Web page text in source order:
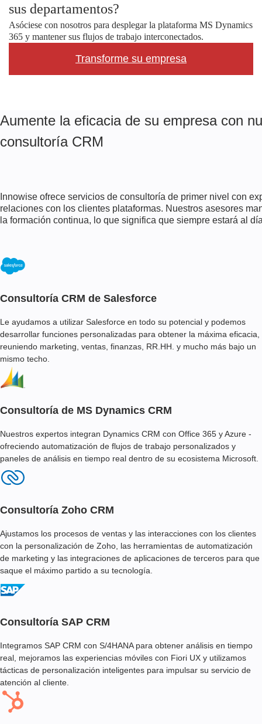
sus departamentos?
Asóciese con nosotros para desplegar la plataforma MS Dynamics
365 y mantener sus flujos de trabajo interconectados.
Transforme su empresa
Aumente la eficacia de su empresa con
consultoría CRM
Innowise ofrece servicios de consultoría de primer nivel con
relaciones con los clientes plataformas. Nuestros asesores
la formación continua, lo que significa que siempre estará al
Consultoría CRM de Salesforce
Le ayudamos a utilizar Salesforce en todo su potencial y podemos
desarrollar funciones personalizadas para obtener la máxima eficacia,
reuniendo marketing, ventas, finanzas, RR.HH. y mucho más bajo un
mismo techo.
Consultoría de MS Dynamics CRM
Nuestros expertos integran Dynamics CRM con Office 365 y Azure -
ofreciendo automatización de flujos de trabajo personalizados y
paneles de análisis en tiempo real dentro de su ecosistema Microsoft.
Consultoría Zoho CRM
Ajustamos los procesos de ventas y las interacciones con los clientes
con la personalización de Zoho, las herramientas de automatización
de marketing y las integraciones de aplicaciones de terceros para que
saque el máximo partido a su tecnología.
Consultoría SAP CRM
Integramos SAP CRM con S/4HANA para obtener análisis en tiempo
real, mejoramos las experiencias móviles con Fiori UX y utilizamos
tácticas de personalización inteligentes para impulsar su servicio de
atención al cliente.